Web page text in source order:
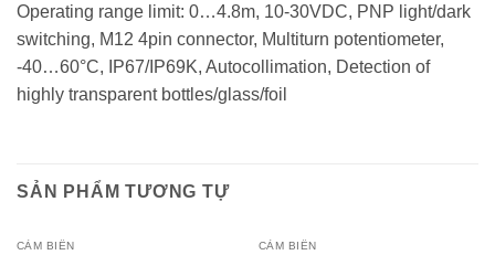
Operating range limit: 0…4.8m, 10-30VDC, PNP light/dark
switching, M12 4pin connector, Multiturn potentiometer,
-40…60°C, IP67/IP69K, Autocollimation, Detection of
highly transparent bottles/glass/foil
SẢN PHẨM TƯƠNG TỰ
CẢM BIẾN CẢM BIẾN